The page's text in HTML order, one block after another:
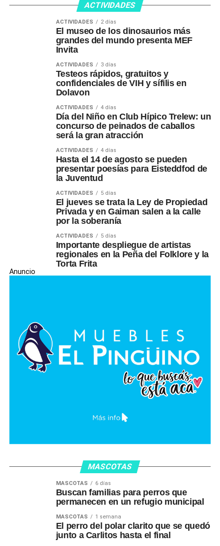
ACTIVIDADES
ACTIVIDADES 2 días
El museo de los dinosaurios más
grandes del mundo presenta MEF
Invita
ACTIVIDADES 3 días
Testeos rápidos, gratuitos y
confidenciales de VIH y sífilis en
Dolavon
ACTIVIDADES 4 días
Día del Niño en Club Hípico Trelew: un
concurso de peinados de caballos
será la gran atracción
ACTIVIDADES 4 días
Hasta el 14 de agosto se pueden
presentar poesías para Eisteddfod de
la Juventud
ACTIVIDADES 5 días
El jueves se trata la Ley de Propiedad
Privada y en Gaiman salen a la calle
por la soberanía
ACTIVIDADES 5 días
Importante despliegue de artistas
regionales en la Peña del Folklore y la
Torta Frita
Anuncio
MASCOTAS
MASCOTAS 6 días
Buscan familias para perros que
permanecen en un refugio municipal
MASCOTAS 1 semana
El perro del polar clarito que se quedó
junto a Carlitos hasta el final